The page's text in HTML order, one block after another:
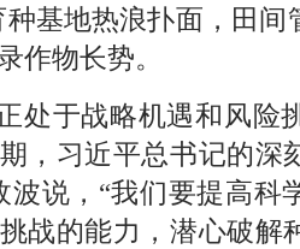
基地热浪扑面，田间
作物长势。
处于战略机遇和风险
，习近平总书记的深
波说，“我们要提高科
战的能力，潜心破解